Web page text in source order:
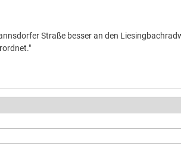
Straße besser an den